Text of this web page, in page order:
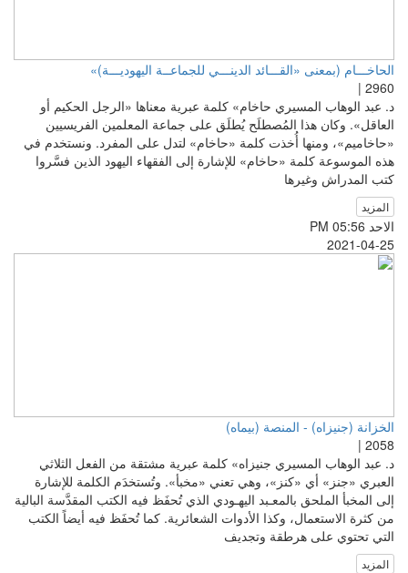
الحاخـــام (بمعنى «القـــائد الدينـــي للجماعــة اليهوديـــة)»
2960 |
د. عبد الوهاب المسيري حاخام» كلمة عبرية معناها «الرجل الحكيم أو
العاقل». وكان هذا المُصطلَح يُطلَق على جماعة المعلمين الفريسيين
«حاخاميم»، ومنها أُخذت كلمة «حاخام» لتدل على المفرد. ونستخدم في
هذه الموسوعة كلمة «حاخام» للإشارة إلى الفقهاء اليهود الذين فسَّروا
كتب المدراش وغيرها
المزيد
الاحد PM 05:56
2021-04-25
الخزانة (جنيزاه) - المنصة (بيماه)
2058 |
د. عبد الوهاب المسيري جنيزاه» كلمة عبرية مشتقة من الفعل الثلاثي
العبري «جنز» أي «كنز»، وهي تعني «مخبأ». وتُستخدَم الكلمة للإشارة
إلى المخبأ الملحق بالمعـبد اليهـودي الذي تُحفَظ فيه الكتب المقدَّسة البالية
من كثرة الاستعمال، وكذا الأدوات الشعائرية. كما تُحفَظ فيه أيضاً الكتب
التي تحتوي على هرطقة وتجديف
المزيد